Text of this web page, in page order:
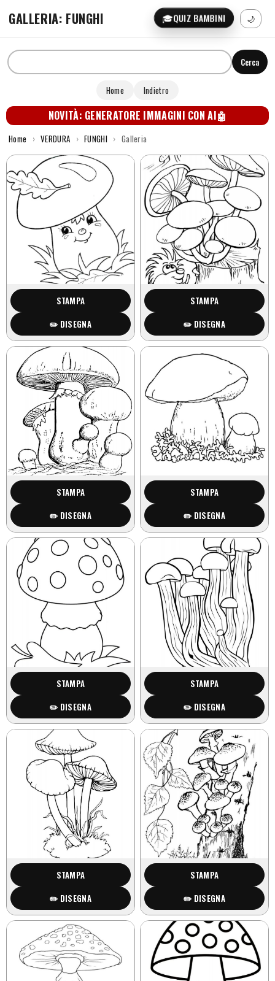
GALLERIA: FUNGHI 🎓QUIZ BAMBINI 🌙
Cerca
Home Indietro
NOVITÀ: GENERATORE IMMAGINI CON AI🤖
Home › VERDURA › FUNGHI › Galleria
STAMPA
✏️ DISEGNA
STAMPA
✏️ DISEGNA
STAMPA
✏️ DISEGNA
STAMPA
✏️ DISEGNA
STAMPA
✏️ DISEGNA
STAMPA
✏️ DISEGNA
STAMPA
✏️ DISEGNA
STAMPA
✏️ DISEGNA